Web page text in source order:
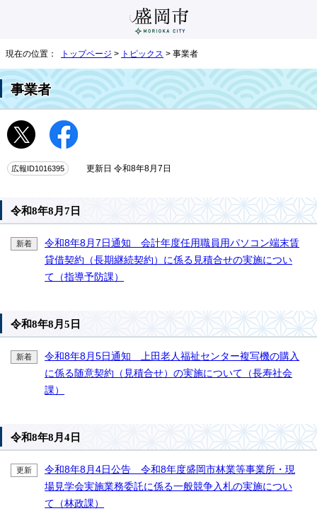
現在の位置： トップページ > トピックス > 事業者
事業者
広報ID1016395 更新日 令和8年8月7日
令和8年8月7日
新着
令和8年8月7日通知 会計年度任用職員用パソコン端末賃
貸借契約（長期継続契約）に係る見積合せの実施につい
て（指導予防課）
令和8年8月5日
新着
令和8年8月5日通知 上田老人福祉センター複写機の購入
に係る随意契約（見積合せ）の実施について（長寿社会
課）
令和8年8月4日
更新
令和8年8月4日公告 令和8年度盛岡市林業等事業所・現
場見学会実施業務委託に係る一般競争入札の実施につい
て（林政課）